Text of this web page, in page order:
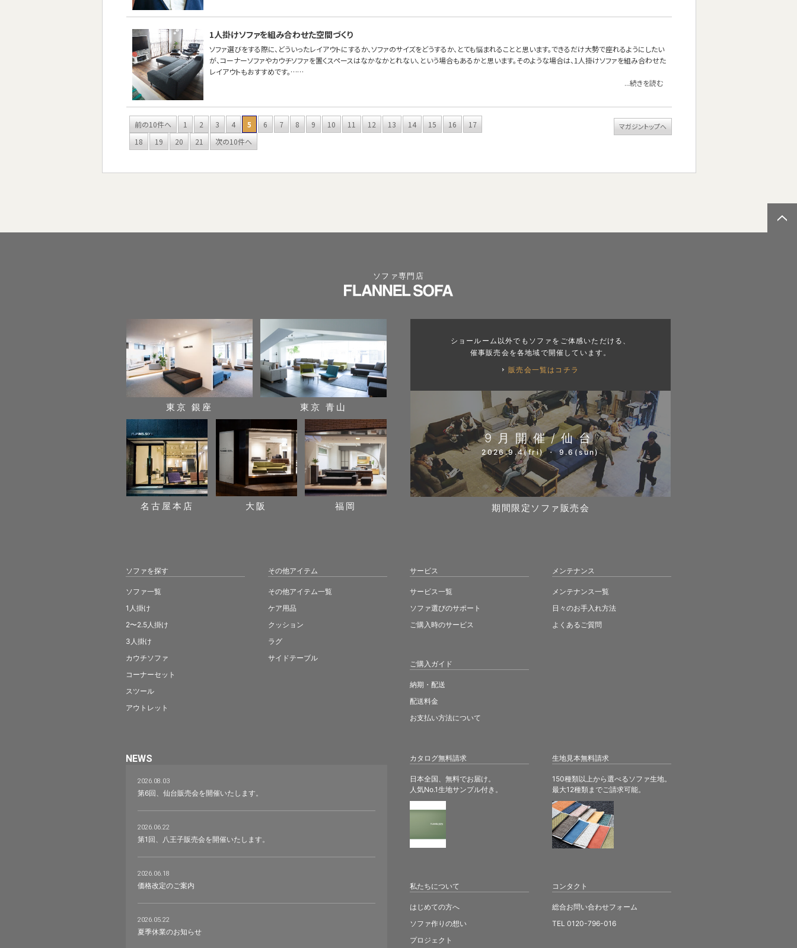
1人掛けソファを組み合わせた空間づくり
ソファ選びをする際に、どういったレイアウトにするか、ソファのサイズをどうするか、とても悩まれることと思います。できるだけ大勢で座れるようにしたい
が、コーナーソファやカウチソファを置くスペースはなかなかとれない、という場合もあるかと思います。そのような場合は、1人掛けソファを組み合わせた
レイアウトもおすすめです。……
...続きを読む
前の10件へ 1 2 3 4 5 6 7 8 9 10 11 12 13 14 15 16
17
18
19 20 21 次の10件へ
マガジントップへ
ソファ専門店
カタログ無料請求
日本全国、無料でお届け。
人気No.1生地サンプル付き。
生地見本無料請求
150種類以上から選べるソファ生地。
最大12種類までご請求可能。
東京 銀座 東京 青山
名古屋本店 大阪 福岡
ショールーム以外でもソファをご体感いただける、
催事販売会を各地域で開催しています。
販売会一覧はコチラ
9月開催/仙台
2026.9.4(fri) ・ 9.6(sun)
期間限定ソファ販売会
ソファを探す
ソファ一覧
1人掛け
2〜2.5人掛け
3人掛け
カウチソファ
コーナーセット
スツール
アウトレット
その他アイテム
その他アイテム一覧
ケア用品
クッション
ラグ
サイドテーブル
サービス
サービス一覧
ソファ選びのサポート
ご購入時のサービス
ご購入ガイド
納期・配送
配送料金
お支払い方法について
メンテナンス
メンテナンス一覧
日々のお手入れ方法
よくあるご質問
NEWS
2026.08.03
第6回、仙台販売会を開催いたします。
2026.06.22
第1回、八王子販売会を開催いたします。
2026.06.18
価格改定のご案内
2026.05.22
夏季休業のお知らせ
私たちについて
はじめての方へ
ソファ作りの想い
プロジェクト
コンタクト
総合お問い合わせフォーム
TEL 0120-796-016